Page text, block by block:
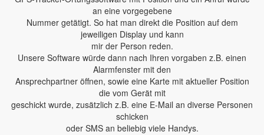
an eine vorgegebene
Nummer getätigt. So hat man direkt die Position auf dem
jeweiligen Display und kann
mir der Person reden.
Unsere Software würde dann nach Ihren vorgaben z.B. einen
Alarmfenster mit den
Ansprechpartner öffnen, sowie eine Karte mit aktueller Position
die vom Gerät mit
geschickt wurde, zusätzlich z.B. eine E-Mail an diverse Personen
schicken
oder SMS an beliebig viele Handys.